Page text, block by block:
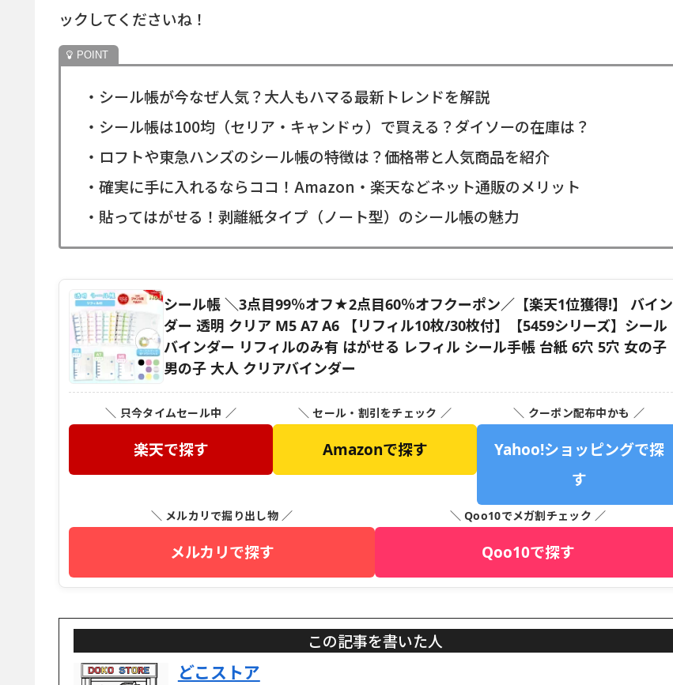
ックしてくださいね！
・シール帳が今なぜ人気？大人もハマる最新トレンドを解説
・シール帳は100均（セリア・キャンドゥ）で買える？ダイソーの在庫は？
・ロフトや東急ハンズのシール帳の特徴は？価格帯と人気商品を紹介
・確実に手に入れるならココ！Amazon・楽天などネット通販のメリット
・貼ってはがせる！剥離紙タイプ（ノート型）のシール帳の魅力
シール帳 ＼3点目99％オフ★2点目60％オフクーポン／【楽天1位獲得!】 バイン
ダー 透明 クリア M5 A7 A6 【リフィル10枚/30枚付】【5459シリーズ】シール
バインダー リフィルのみ有 はがせる レフィル シール手帳 台紙 6穴 5穴 女の子
男の子 大人 クリアバインダー
＼ 只今タイムセール中 ／
楽天で探す
＼ セール・割引をチェック ／
Amazonで探す
＼ クーポン配布中かも ／
Yahoo!ショッピングで探
す
＼ メルカリで掘り出し物 ／
メルカリで探す
＼ Qoo10でメガ割チェック ／
Qoo10で探す
この記事を書いた人
どこストア